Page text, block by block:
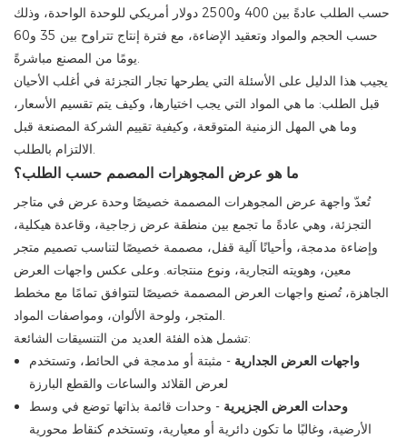
حسب الطلب عادةً بين 400 و2500 دولار أمريكي للوحدة الواحدة، وذلك
حسب الحجم والمواد وتعقيد الإضاءة، مع فترة إنتاج تتراوح بين 35 و60
يومًا من المصنع مباشرةً.
يجيب هذا الدليل على الأسئلة التي يطرحها تجار التجزئة في أغلب الأحيان
قبل الطلب: ما هي المواد التي يجب اختيارها، وكيف يتم تقسيم الأسعار،
وما هي المهل الزمنية المتوقعة، وكيفية تقييم الشركة المصنعة قبل
الالتزام بالطلب.
ما هو عرض المجوهرات المصمم حسب الطلب؟
تُعدّ واجهة عرض المجوهرات المصممة خصيصًا وحدة عرض في متاجر
التجزئة، وهي عادةً ما تجمع بين منطقة عرض زجاجية، وقاعدة هيكلية،
وإضاءة مدمجة، وأحيانًا آلية قفل، مصممة خصيصًا لتناسب تصميم متجر
معين، وهويته التجارية، ونوع منتجاته. وعلى عكس واجهات العرض
الجاهزة، تُصنع واجهات العرض المصممة خصيصًا لتتوافق تمامًا مع مخطط
المتجر، ولوحة الألوان، ومواصفات المواد.
تشمل هذه الفئة العديد من التنسيقات الشائعة:
واجهات العرض الجدارية - مثبتة أو مدمجة في الحائط، وتستخدم
لعرض القلائد والساعات والقطع البارزة
وحدات العرض الجزيرية - وحدات قائمة بذاتها توضع في وسط
الأرضية، وغالبًا ما تكون دائرية أو معيارية، وتستخدم كنقاط محورية